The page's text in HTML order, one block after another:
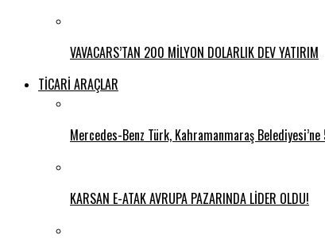
VAVACARS’TAN 200 MİLYON DOLARLIK DEV YATIRIM
TİCARİ ARAÇLAR
Mercedes-Benz Türk, Kahramanmaraş
KARSAN E-ATAK AVRUPA PAZARINDA LİDER OLDU!